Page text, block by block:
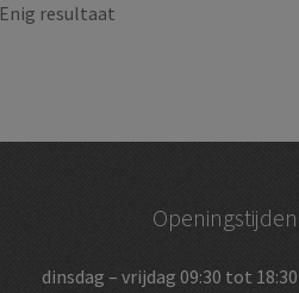
Enig resultaat
Openingstijden
dinsdag – vrijdag 09:30 tot 18:30